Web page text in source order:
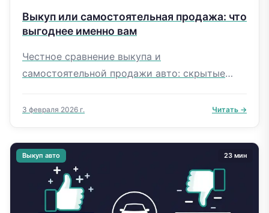
Выкуп или самостоятельная продажа: что
выгоднее именно вам
Честное сравнение выкупа и
самостоятельной продажи авто: скрытые
портреты кандидатов, гибридная стратегия и
3 февраля 2026 г. Читать →
Выкуп авто 23 мин